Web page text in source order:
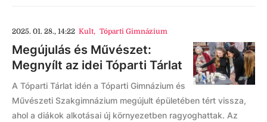
2025. 01. 28., 14:22 Kult, Tóparti Gimnázium
Megújulás és Művészet:
Megnyílt az idei Tóparti Tárlat
A Tóparti Tárlat idén a Tóparti Gimnázium és
Művészeti Szakgimnázium megújult épületében tért vissza,
ahol a diákok alkotásai új környezetben ragyoghattak. Az